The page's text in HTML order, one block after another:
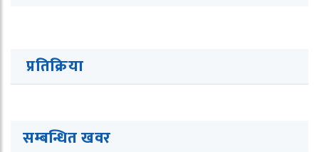
प्रतिक्रिया
सम्बन्धित खवर